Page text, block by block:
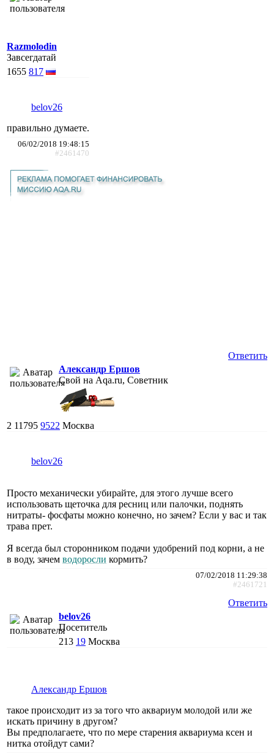
Razmolodin
Завсегдатай
1655 817
belov26
правильно думаете.
06/02/2018 19:48:15
#2461470
Ответить
Александр Ершов
Свой на Aqa.ru, Советник
2 11795 9522 Москва
belov26
Просто механически убирайте, для этого лучше всего
использовать щеточка для ресниц или палочки, поднять
нитраты- фосфаты можно конечно, но зачем? Если у вас и так
трава прет.
Я всегда был сторонником подачи удобрений под корни, а не
в воду, зачем водоросли кормить?
07/02/2018 11:29:38
#2461721
Ответить
belov26
Посетитель
213 19 Москва
Александр Ершов
такое происходит из за того что аквариум молодой или же
искать причину в другом?
Вы предполагаете, что по мере старения аквариума ксен и
нитка отойдут сами?